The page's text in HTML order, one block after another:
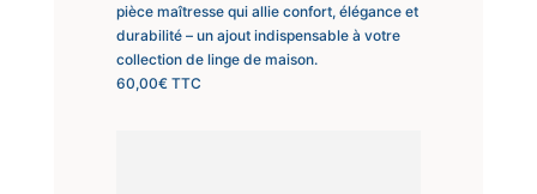
pièce maîtresse qui allie confort, élégance et
durabilité – un ajout indispensable à votre
collection de linge de maison.
60,00€ TTC